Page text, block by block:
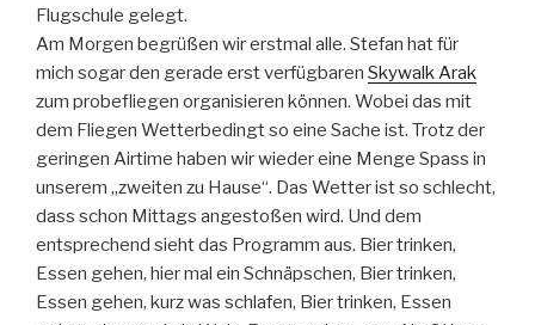
Flugschule gelegt.
Am Morgen begrüßen wir erstmal alle. Stefan hat für
mich sogar den gerade erst verfügbaren Skywalk Arak
zum probefliegen organisieren können. Wobei das mit
dem Fliegen Wetterbedingt so eine Sache ist. Trotz der
geringen Airtime haben wir wieder eine Menge Spass in
unserem „zweiten zu Hause“. Das Wetter ist so schlecht,
dass schon Mittags angestoßen wird. Und dem
entsprechend sieht das Programm aus. Bier trinken,
Essen gehen, hier mal ein Schnäpschen, Bier trinken,
Essen gehen, kurz was schlafen, Bier trinken, Essen